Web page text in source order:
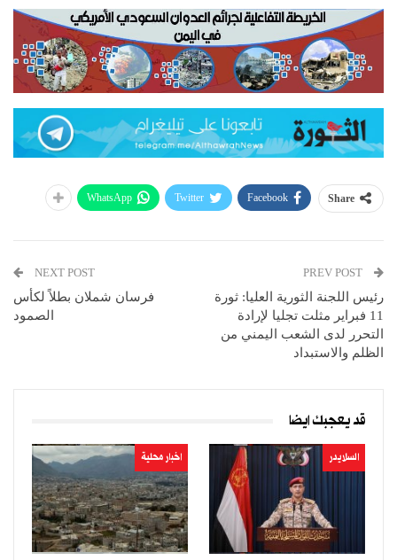
Share
Facebook
Twitter
WhatsApp
رئيس اللجنة الثورية العليا: ثورة
11 فبراير مثلت تجليا لإرادة
التحرر لدى الشعب اليمني من
الظلم والاستبداد
NEXT POST
فرسان شملان بطلاً لكأس
الصمود
قد يعجبك ايضا
السلايدر اخبار محلية